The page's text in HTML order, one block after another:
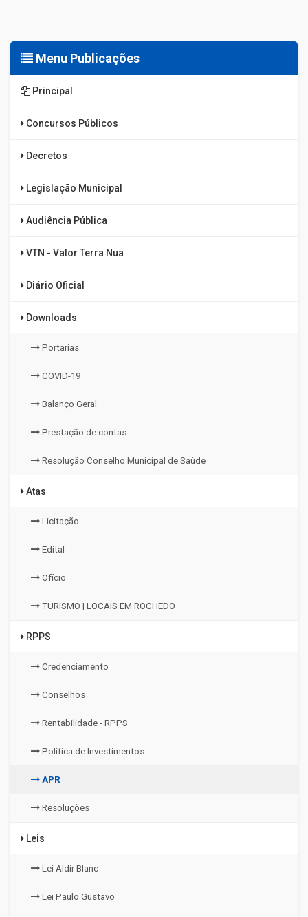
Menu Publicações
Principal
Concursos Públicos
Decretos
Legislação Municipal
Audiência Pública
VTN - Valor Terra Nua
Diário Oficial
Downloads
Portarias
COVID-19
Balanço Geral
Prestação de contas
Resolução Conselho Municipal de Saúde
Atas
Licitação
Edital
Ofício
TURISMO | LOCAIS EM ROCHEDO
RPPS
Credenciamento
Conselhos
Rentabilidade - RPPS
Politica de Investimentos
APR
Resoluções
Leis
Lei Aldir Blanc
Lei Paulo Gustavo